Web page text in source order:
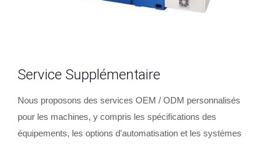
Service Supplémentaire
Nous proposons des services OEM / ODM personnalisés
pour les machines, y compris les spécifications des
équipements, les options d'automatisation et les systèmes